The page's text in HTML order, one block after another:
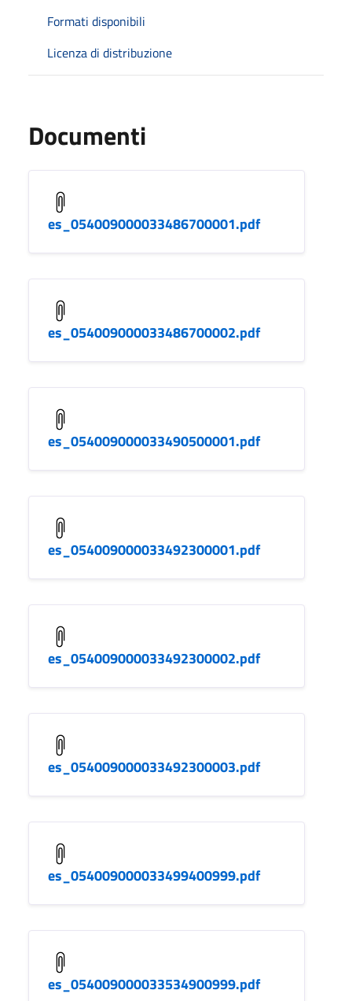
Formati disponibili
Licenza di distribuzione
Documenti
es_054009000033486700001.pdf
es_054009000033486700002.pdf
es_054009000033490500001.pdf
es_054009000033492300001.pdf
es_054009000033492300002.pdf
es_054009000033492300003.pdf
es_054009000033499400999.pdf
es_054009000033534900999.pdf